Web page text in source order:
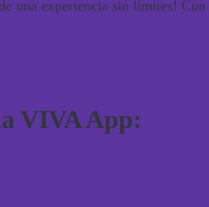
una experiencia sin límites!
VIVA App: